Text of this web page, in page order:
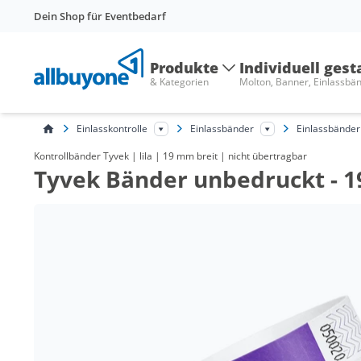
Dein Shop für Eventbedarf
Produkte
& Kategorien
Individuell
Molton, Banner,
Einlasskontrolle Einlassbänder
Kontrollbänder Tyvek | lila | 19 mm breit | nicht übertragbar
Tyvek Bänder unbedruckt -